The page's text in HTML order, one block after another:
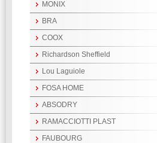
MONIX
BRA
COOX
Richardson Sheffield
Lou Laguiole
FOSA HOME
ABSODRY
RAMACCIOTTI PLAST
FAUBOURG